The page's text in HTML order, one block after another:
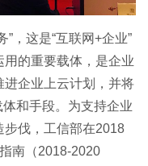
，这是“互联网+企业”
的重要载体，是企业
企业上云计划，并将
和手段。为支持企业
步伐，工信部在2018
南（2018-2020